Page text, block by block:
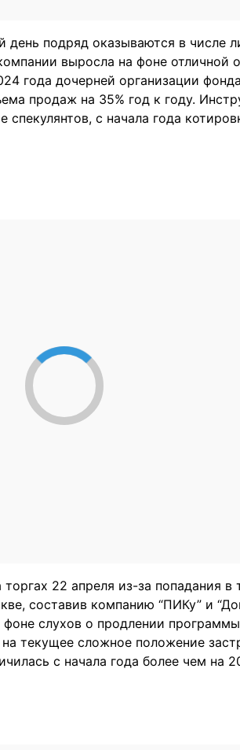
день подряд оказываются в числе
выросла на фоне отличной
года дочерней организации фонда
продаж на 35% год к году.
спекулянтов, с начала года
торгах 22 апреля из-за попадания
составив компанию “ПИКу” и
слухов о продлении
текущее сложное положение
с начала года более чем на